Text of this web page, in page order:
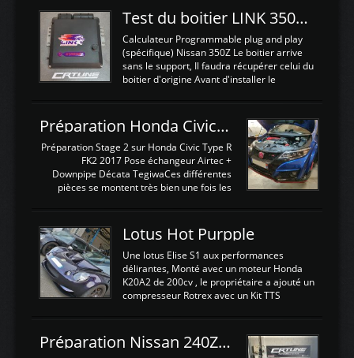
Test du boitier LINK 350Z Plugin ECU
Calculateur Programmable plug and play
(spécifique) Nissan 350Z Le boitier arrive
sans le support, Il faudra récupérer celui du
boitier d'origine Avant d'installer le
d'envoyer l'information de la large bande
dans le boitier. sydney sweeney deepfake
La sortie 0-5V de l'afr sera connectée sur
l'entrée AN Volt 8 et GndAN pour
Analogique, et Volt car l'information est une
tension (Pas une résistance variable d'un
est temps de brancher le ...
Préparation Honda Civic Type R FK2
Préparation Stage 2 sur Honda Civic Type R
FK2 2017 Pose échangeur Airtec +
Downpipe Décata TegiwaCes différentes
pièces se montent très bien une fois les
légere découpe du plastique inferieur,
negénant en rien la structure ou le
fonctionnement du fond plat. Une
reprogrammation Stage 2 est faite sur le
calculateur d'origine. Une alternative
économique au passage sur Hondata
d'origine 310cv et 400Nn , Une fois
reprogrammé et les ...
Lotus Hot Purpple
Une lotus Elise S1 aux performances
délirantes, Monté avec un moteur Honda
K20A2 de 200cv , le propriétaire a ajouté un
compresseur Rotrex avec un Kit TTS
d'augmenter la puissance de son moteur:
un watercooler a été ajouté. 300Cv sans
Préparation Nissan 240Z SR20DET